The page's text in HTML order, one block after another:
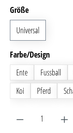
Größeauswählen
Universal
Farbe/Design
Ente
Fussball
Koi
Pferd
Produkt